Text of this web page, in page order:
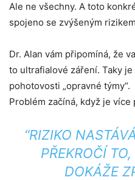
Ale ne všechny. A toto
spojeno se zvýšeným
Dr. Alan vám připomíná, že
to ultrafialové záření. Taky
pohotovosti „opravné týmy“.
Problém začíná, když je více
“RIZIKO
PŘEKROČÍ
DOKÁŽE